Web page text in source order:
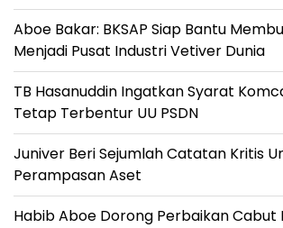
Aboe Bakar: BKSAP Siap Bantu
Menjadi Pusat Industri Vetiver Dunia
TB Hasanuddin Ingatkan Syarat
Tetap Terbentur UU PSDN
Juniver Beri Sejumlah Catatan Kritis
Perampasan Aset
Habib Aboe Dorong Perbaikan Cabut